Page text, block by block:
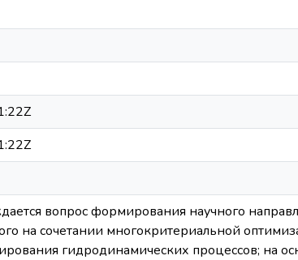
вопрос формирования научного
на сочетании многокритериальной
гидродинамических процессов; на